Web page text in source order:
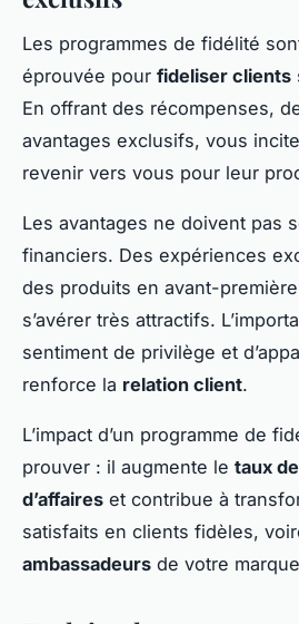
Les programmes de fidélité
éprouvée pour fideliser clients
En offrant des récompenses,
avantages exclusifs, vous
revenir vers vous pour leur
Les avantages ne doivent pas
financiers. Des expériences
des produits en avant-
s’avérer très attractifs.
sentiment de privilège et
renforce la relation client.
L’impact d’un programme de
prouver : il augmente le taux
d’affaires et contribue à
satisfaits en clients fidèles,
ambassadeurs de votre